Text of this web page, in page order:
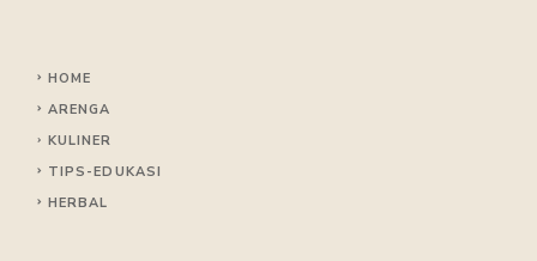
HOME
ARENGA
KULINER
TIPS -EDUKASI
HERBAL